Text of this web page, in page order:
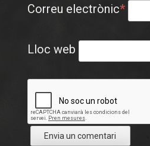
Correu electrònic*
Lloc web